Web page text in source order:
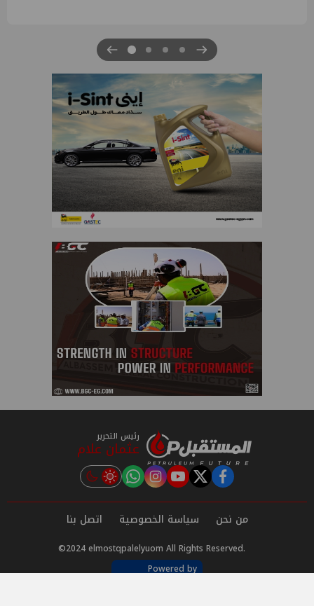
رئيس التحرير
عثمان علام
facebook
twitter
youtube
instagram
tiktok
من نحن سياسة الخصوصية اتصل بنا
©2024 elmostqpalelyuom All Rights Reserved.
Powered by